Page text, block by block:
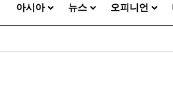
아시아 뉴스 오피니언